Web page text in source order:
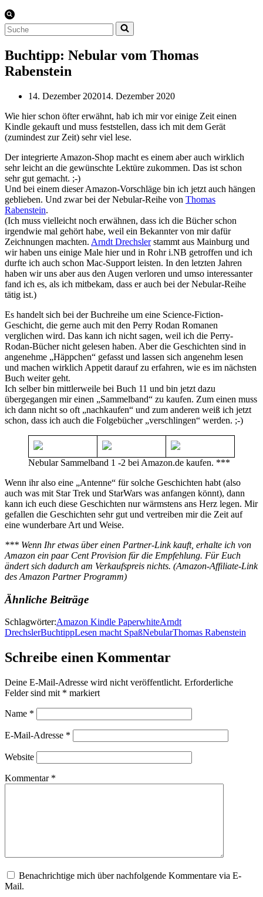
Suchen
nach …
Buchtipp: Nebular vom Thomas
Rabenstein
14. Dezember 202014. Dezember 2020
Wie hier schon öfter erwähnt, hab ich mir vor einige Zeit einen
Kindle gekauft und muss feststellen, dass ich mit dem Gerät
(zumindest zur Zeit) sehr viel lese.
Der integrierte Amazon-Shop macht es einem aber auch wirklich
sehr leicht an die gewünschte Lektüre zukommen. Das ist schon
sehr gut gemacht. ;-)
Und bei einem dieser Amazon-Vorschläge bin ich jetzt auch hängen
geblieben. Und zwar bei der Nebular-Reihe von Thomas
Rabenstein.
(Ich muss vielleicht noch erwähnen, dass ich die Bücher schon
irgendwie mal gehört habe, weil ein Bekannter von mir dafür
Zeichnungen machten. Arndt Drechslerstammt aus Mainburg und
wir haben uns einige Male hier und in Rohr i.NB getroffen und ich
durfte ich auch schon Mac-Support leisten. In den letzten Jahren
haben wir uns aber aus den Augen verloren und umso interessanter
fand ich es, als ich mitbekam, dass er auch bei der Nebular-Reihe
tätig ist.)
Es handelt sich bei der Buchreihe um eine Science-Fiction-
Geschicht, die gerne auch mit den Perry Rodan Romanen
verglichen wird. Das kann ich nicht sagen, weil ich die Perry-
Rodan-Bücher nicht gelesen haben. Aber die Geschichten sind in
angenehme „Häppchen“ gefasst und lassen sich angenehm lesen
und machen wirklich Appetit darauf zu erfahren, wie es im nächsten
Buch weiter geht.
Ich selber bin mittlerweile bei Buch 11 und bin jetzt dazu
übergegangen mir einen „Sammelband“ zu kaufen. Zum einen muss
ich dann nicht so oft „nachkaufen“ und zum anderen weiß ich jetzt
schon, dass ich auch die Folgebücher „verschlingen“ werden. ;-)
Nebular Sammelband 1 -2 bei Amazon.de kaufen. ***
Wenn ihr also eine „Antenne“ für solche Geschichten habt (also
auch was mit Star Trek und StarWars was anfangen könnt), dann
kann ich euch diese Geschichten nur wärmstens ans Herz legen. Mir
gefallen die Geschichten sehr gut und vertreiben mir die Zeit auf
eine wunderbare Art und Weise.
*** Wenn Ihr etwas über einen Partner-Link kauft, erhalte ich von
Amazon ein paar Cent Provision für die Empfehlung. Für Euch
ändert sich dadurch am Verkaufspreis nichts. (Amazon-Affiliate-Link
des Amazon Partner Programm)
Ähnliche Beiträge
Schlagwörter:Amazon Kindle PaperwhiteArndt
DrechslerBuchtippLesen macht SpaßNebularThomas Rabenstein
Schreibe einen Kommentar
Deine E-Mail-Adresse wird nicht veröffentlicht. Erforderliche
Felder sind mit * markiert
Name *
E-Mail-Adresse *
Website
Kommentar *
Benachrichtige mich über nachfolgende Kommentare via E-
Mail.